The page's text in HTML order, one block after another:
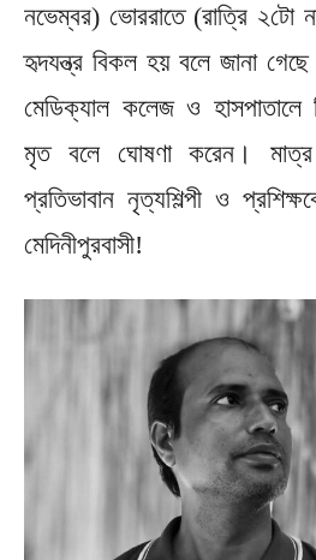
নভেম্বর) ভোররাতে (রাত্রি ২টো
হৃদযন্ত্র বিকল হয় বলে জানা
মেডিক্যাল কলেজ ও হাসপাতালে
মৃত বলে ঘোষণা করেন।
প্রতিভাবান নৃত্যশিল্পী ও
মেদিনীপুরবাসী!